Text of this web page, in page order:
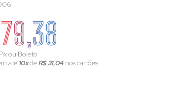
ou Boleto
até 10xdeR$ 31,04 nos cartões